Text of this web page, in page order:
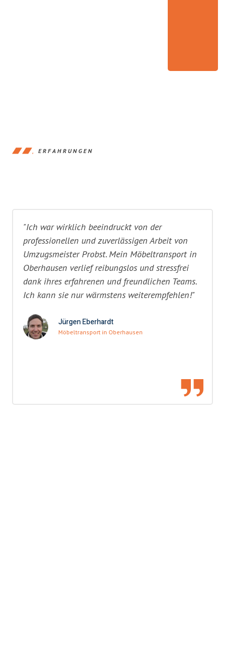
ERFAHRUNGEN
"Ich war wirklich beeindruckt von der
professionellen und zuverlässigen Arbeit von
Umzugsmeister Probst. Mein Möbeltransport in
Oberhausen verlief reibungslos und stressfrei
dank ihres erfahrenen und freundlichen Teams.
Ich kann sie nur wärmstens weiterempfehlen!"
Jürgen Eberhardt
Möbeltransport in Oberhausen